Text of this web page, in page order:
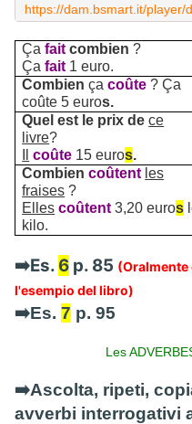
Çafait combien?
Ça fait 1 euro.
Combien çacoûte ? Ça
coûte 5 euros.
Quel est le prix de ce
livre?
coûte 15 euros.
Combien coûtent les
fraises ?
Elles coûtent 3,20 euros
kilo.
➡️Es. 6 p. 85
l'esempio del libro)
➡️Es. 7 p. 95
Les
➡️Ascolta, ripeti,
avverbi interrogativi